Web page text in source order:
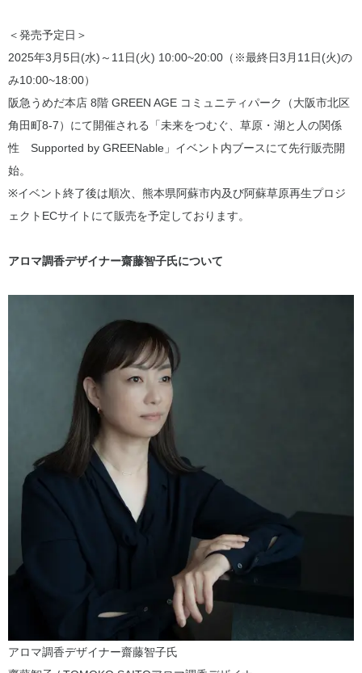
＜発売予定日＞
2025年3月5日(水)～11日(火) 10:00~20:00（※最終日3月11日(火)の
み10:00~18:00）
阪急うめだ本店 8階 GREEN AGE コミュニティパーク（大阪市北区
角田町8-7）にて開催される「未来をつむぐ、草原・湖と人の関係
性 Supported by GREENable」イベント内ブースにて先行販売開
始。
※イベント終了後は順次、熊本県阿蘇市内及び阿蘇草原再生プロジ
ェクトECサイトにて販売を予定しております。
アロマ調香デザイナー齋藤智子氏について
アロマ調香デザイナー齋藤智子氏